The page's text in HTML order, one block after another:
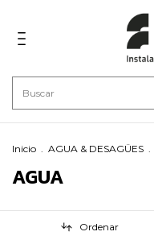
Inicio . AGUA & DESAGÜES .
AGUA
Ordenar